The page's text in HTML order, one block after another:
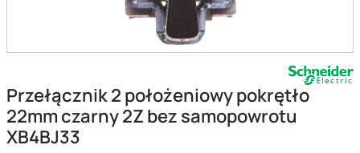
Przełącznik 2 położeniowy pokrętło
22mm czarny 2Z bez samopowrotu
XB4BJ33